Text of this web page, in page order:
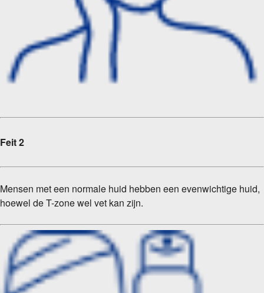
Feit 2
Mensen met een normale huid hebben een evenwichtige huid,
hoewel de T-zone wel vet kan zijn.